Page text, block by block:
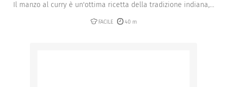
Il manzo al curry è un'ottima ricetta della tradizione indiana,...
FACILE 40 m